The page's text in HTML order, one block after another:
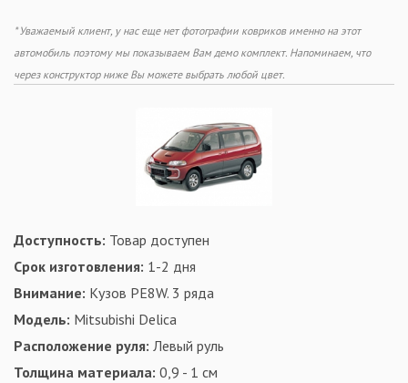
* Уважаемый клиент, у нас еще нет фотографии ковриков именно на этот
автомобиль поэтому мы показываем Вам демо комплект. Напоминаем, что
через конструктор ниже Вы можете выбрать любой цвет.
Доступность: Товар доступен
Срок изготовления: 1-2 дня
Внимание: Кузов PE8W. 3 ряда
Модель: Mitsubishi Delica
Расположение руля: Левый руль
Толщина материала: 0,9 - 1 см